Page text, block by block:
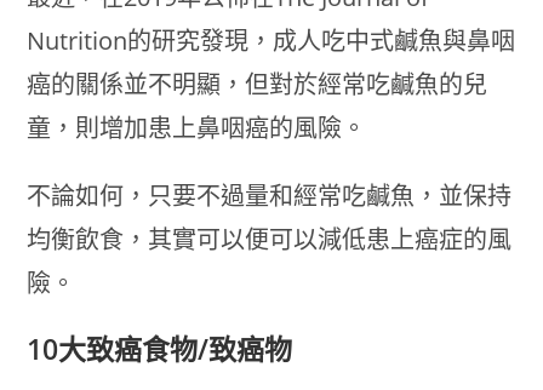
Nutrition的研究發現，成人吃中式鹹魚與鼻咽
癌的關係並不明顯，但對於經常吃鹹魚的兒
童，則增加患上鼻咽癌的風險。
不論如何，只要不過量和經常吃鹹魚，並保持
均衡飲食，其實可以便可以減低患上癌症的風
險。
10大致癌食物/致癌物